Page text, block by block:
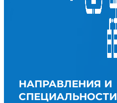
НАПРАВЛЕНИЯ И
СПЕЦИАЛЬНОСТИ